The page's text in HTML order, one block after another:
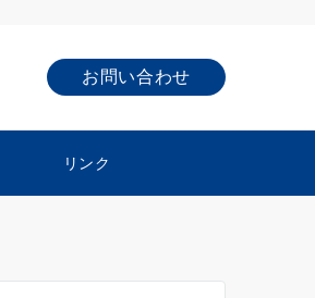
お問い合わせ
リンク